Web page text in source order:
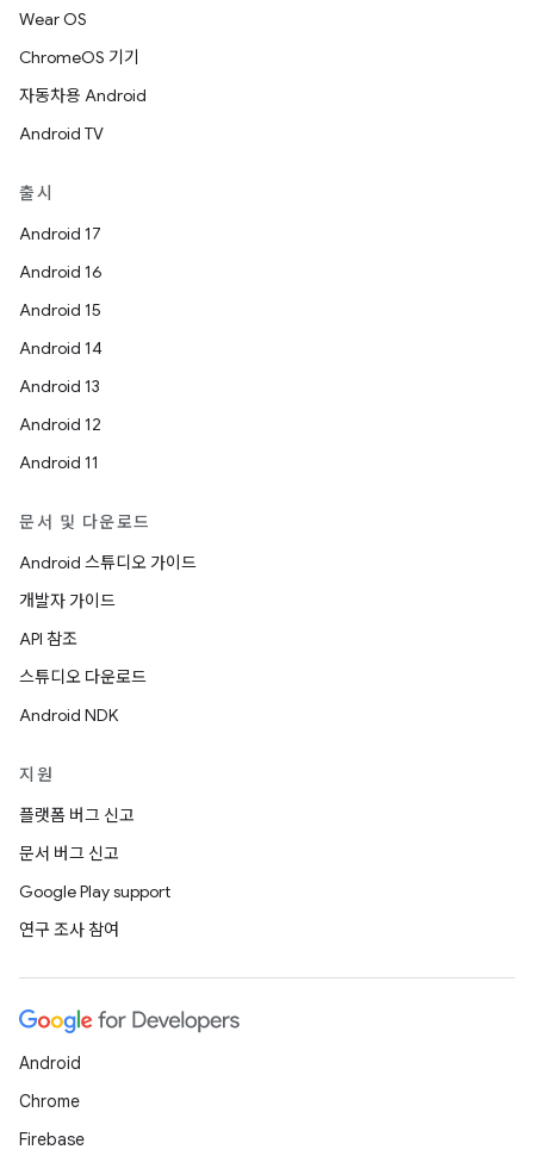
Wear OS
ChromeOS 기기
자동차용 Android
Android TV
출시
Android 17
Android 16
Android 15
Android 14
Android 13
Android 12
Android 11
문서 및 다운로드
Android 스튜디오 가이드
개발자 가이드
API 참조
스튜디오 다운로드
Android NDK
지원
플랫폼 버그 신고
문서 버그 신고
Google Play support
연구 조사 참여
Android
Chrome
Firebase